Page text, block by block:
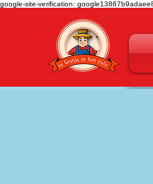
google-site-verification: